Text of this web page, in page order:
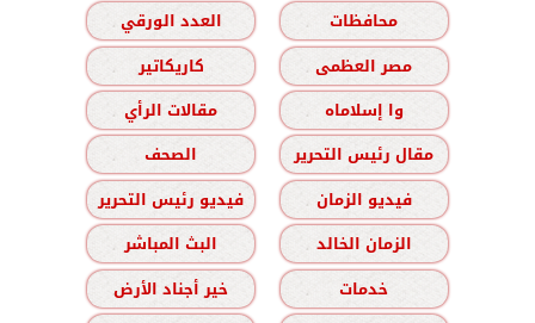
محافظات
العدد الورقي
مصر العظمى
كاريكاتير
وا إسلاماه
مقالات الرأي
مقال رئيس التحرير
الصحف
فيديو الزمان
فيديو رئيس التحرير
الزمان الخالد
البث المباشر
خدمات
خير أجناد الأرض